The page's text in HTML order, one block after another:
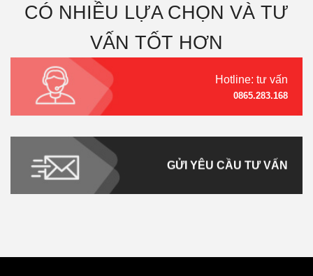
CÓ NHIỀU LỰA CHỌN VÀ TƯ
VẤN TỐT HƠN
Hotline: tư vấn
0865.283.168
GỬI YÊU CẦU TƯ VẤN